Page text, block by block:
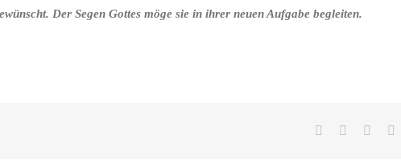
Der Segen Gottes möge sie in ihrer neuen Aufgabe begleiten.
Facebook Reddit